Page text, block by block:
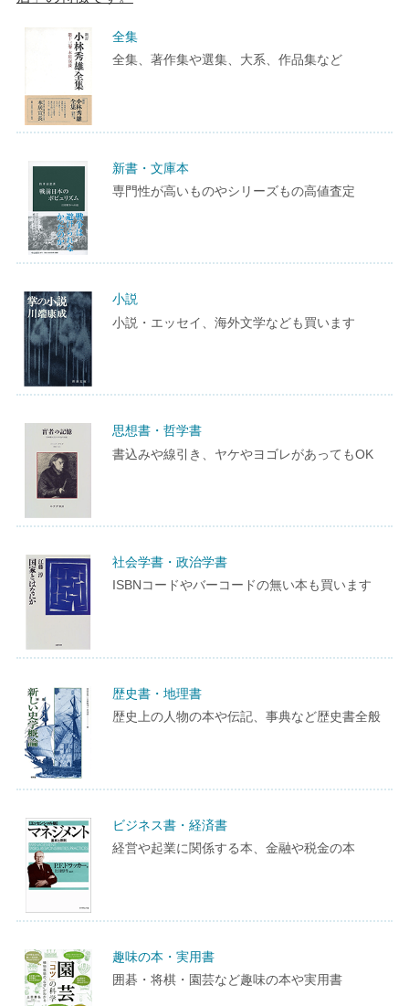
全集
全集、著作集や選集、大系、作品集など
新書・文庫本
専門性が高いものやシリーズもの高値査定
小説
小説・エッセイ、海外文学なども買います
思想書・哲学書
書込みや線引き、ヤケやヨゴレがあってもOK
社会学書・政治学書
ISBNコードやバーコードの無い本も買います
歴史書・地理書
歴史上の人物の本や伝記、事典など歴史書全般
ビジネス書・経済書
経営や起業に関係する本、金融や税金の本
趣味の本・実用書
囲碁・将棋・園芸など趣味の本や実用書